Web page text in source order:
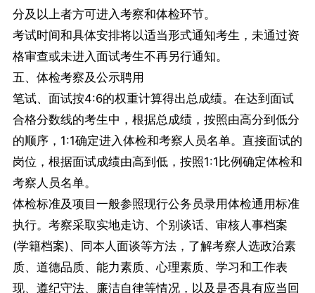
分及以上者方可进入考察和体检环节。
考试时间和具体安排将以适当形式通知考生，未通过资
格审查或未进入面试考生不再另行通知。
五、体检考察及公示聘用
笔试、面试按4:6的权重计算得出总成绩。在达到面试
合格分数线的考生中，根据总成绩，按照由高分到低分
的顺序，1:1确定进入体检和考察人员名单。直接面试的
岗位，根据面试成绩由高到低，按照1:1比例确定体检和
考察人员名单。
体检标准及项目一般参照现行公务员录用体检通用标准
执行。考察采取实地走访、个别谈话、审核人事档案
(学籍档案)、同本人面谈等方法，了解考察人选政治素
质、道德品质、能力素质、心理素质、学习和工作表
现、遵纪守法、廉洁自律等情况，以及是否具有应当回